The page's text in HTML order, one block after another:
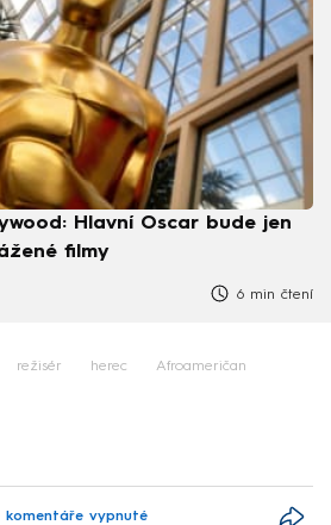
Hlavní Oscar bude jen
filmy
6 min čtení
režisér herec Afroameričan
komentáře vypnuté